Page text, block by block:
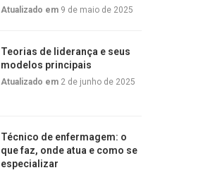
Atualizado em 9 de maio de 2025
Teorias de liderança e seus
modelos principais
Atualizado em 2 de junho de 2025
Técnico de enfermagem: o
que faz, onde atua e como se
especializar